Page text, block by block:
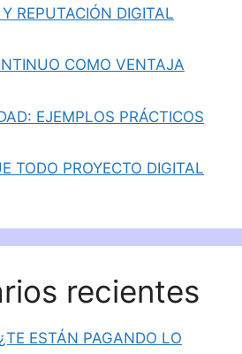
REPUTACIÓN DIGITAL
COMO VENTAJA
EJEMPLOS PRÁCTICOS
TODO PROYECTO DIGITAL
recientes
¿TE ESTÁN PAGANDO LO